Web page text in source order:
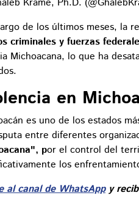
Krame, Ph.D.
de los últimos meses, la
criminales y fuerzas
Michoacana, lo que ha
en
es uno de los estados
entre diferentes
por el control del
los
al canal de WhatsAppy